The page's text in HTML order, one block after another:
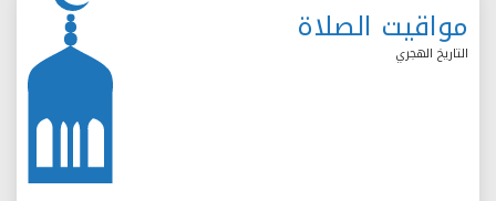
مواقيت الصلاة
التاريخ الهجري